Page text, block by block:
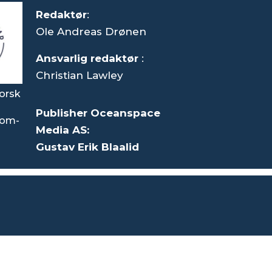
Redaktør:
Ole Andreas Drønen
Ansvarlig redaktør :
Christian Lawley
Publisher Oceanspace
Media AS:
Gustav Erik Blaalid